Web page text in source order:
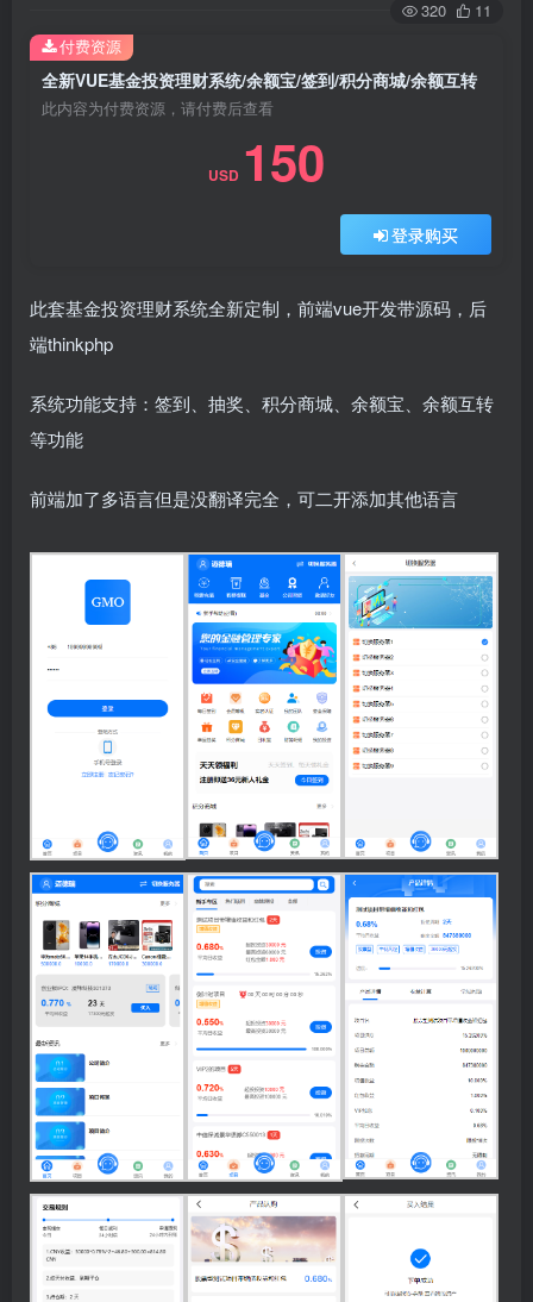
320 11
全新VUE基金投资理财系统/余额宝/签到/积分商城/余额互转
此内容为付费资源，请付费后查看
USD 150
登录购买
付费资源
此套基金投资理财系统全新定制，前端vue开发带源码，后
端thinkphp
系统功能支持：签到、抽奖、积分商城、余额宝、余额互转
等功能
前端加了多语言但是没翻译完全，可二开添加其他语言